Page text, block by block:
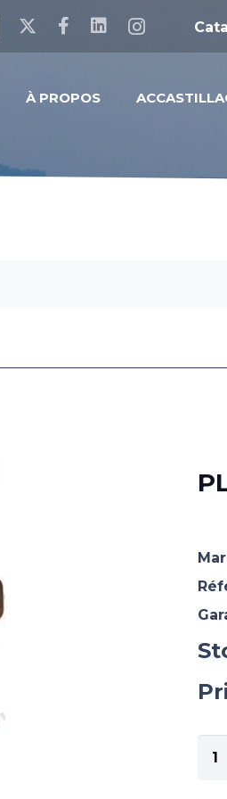
À PROPOS
de